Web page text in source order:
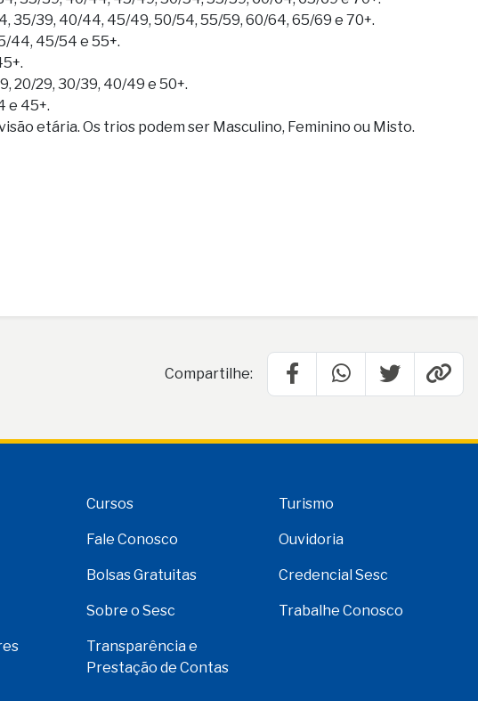
35/39, 40/44, 45/49, 50/54, 55/59, 60/64, 65/69 e 70+.
44, 45/54 e 55+.
20/29, 30/39, 40/49 e 50+.
e 45+.
etária. Os trios podem ser Masculino, Feminino ou Misto.
Compartilhe:
Cursos Turismo
Fale Conosco Ouvidoria
Bolsas Gratuitas Credencial Sesc
Sobre o Sesc Trabalhe Conosco
Transparência e
Prestação de Contas